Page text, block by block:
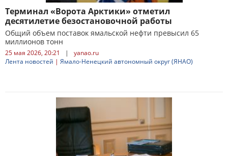
Терминал «Ворота Арктики» отметил
десятилетие безостановочной работы
Общий объем поставок ямальской нефти превысил 65
миллионов тонн
25 мая 2026, 20:21 |
yanao.ru
Лента новостей | Ямало-Ненецкий автономный округ (ЯНАО)